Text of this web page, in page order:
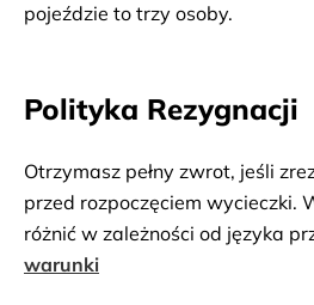
pojeździe to trzy osoby.
Polityka Rezygnacji
Otrzymasz pełny zwrot, jeśli
przed rozpoczęciem wycieczki.
różnić w zależności od języka
warunki